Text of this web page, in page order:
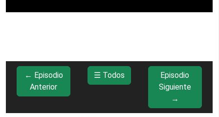
← Episodio
Anterior
☰ Todos
Episodio
Siguiente
→